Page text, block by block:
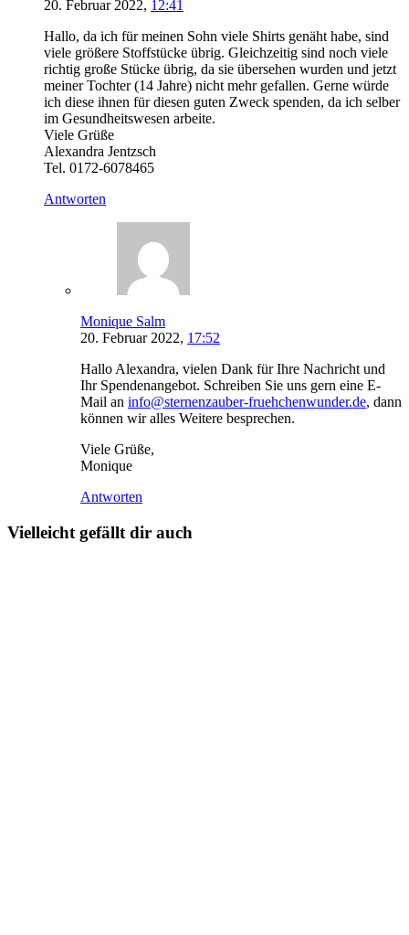
20. Februar 2022, 12:41
Hallo, da ich für meinen Sohn viele Shirts genäht habe, sind
viele größere Stoffstücke übrig. Gleichzeitig sind noch viele
richtig große Stücke übrig, da sie übersehen wurden und jetzt
meiner Tochter (14 Jahre) nicht mehr gefallen. Gerne würde
ich diese ihnen für diesen guten Zweck spenden, da ich selber
im Gesundheitswesen arbeite.
Viele Grüße
Alexandra Jentzsch
Tel. 0172-6078465
Antworten
Monique Salm
20. Februar 2022, 17:52
Hallo Alexandra, vielen Dank für Ihre Nachricht und
Ihr Spendenangebot. Schreiben Sie uns gern eine E-
Mail an info@sternenzauber-fruehchenwunder.de, dann
können wir alles Weitere besprechen.
Viele Grüße,
Monique
Antworten
Vielleicht gefällt dir auch